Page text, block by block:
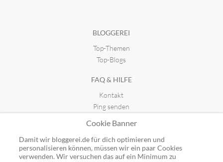
BLOGGEREI
Top-Themen
Top-Blogs
FAQ & HILFE
Kontakt
Ping senden
GUTSCHEINE
Top-Gutscheine
Cookie Banner
Damit wir bloggerei.de für dich optimieren und
personalisieren können, müssen wir ein paar Cookies
verwenden. Wir versuchen das auf ein Minimum zu